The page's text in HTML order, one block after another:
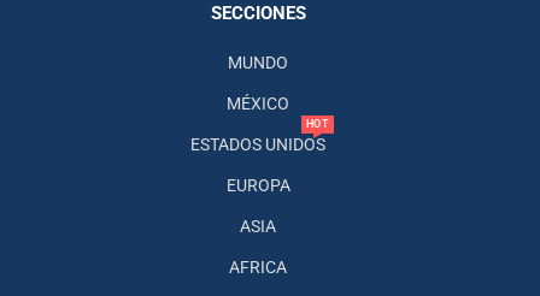
SECCIONES
MUNDO
MÉXICO
ESTADOS UNIDOS
HOT
EUROPA
ASIA
AFRICA